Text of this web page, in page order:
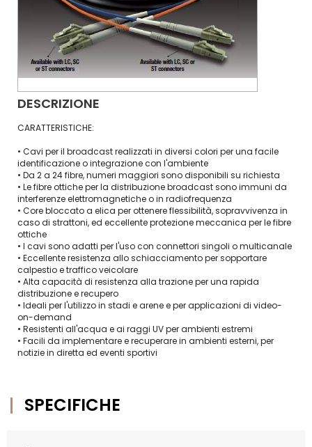
DESCRIZIONE
CARATTERISTICHE:
• Cavi per il broadcast realizzati in diversi colori per una facile
identificazione o integrazione con l'ambiente
• Da 2 a 24 fibre, numeri maggiori sono disponibili su richiesta
• Le fibre ottiche per la distribuzione broadcast sono immuni da
interferenze elettromagnetiche o in radiofrequenza
• Core bloccato a elica per ottenere flessibilità, sopravvivenza in
caso di strattoni, ed eccellente protezione meccanica per le fibre
ottiche
• I cavi sono adatti per l'uso con connettori singoli o multicanale
• Eccellente resistenza allo schiacciamento per sopportare
calpestio e traffico veicolare
• Alta capacità di resistenza alla trazione per una rapida
distribuzione e recupero
• Ideali per l'utilizzo in stadi e arene e per applicazioni di video-
on-demand
• Resistenti all'acqua e ai raggi UV per ambienti estremi
• Facili da implementare e recuperare in ambienti esterni, per
notizie in diretta ed eventi sportivi
SPECIFICHE